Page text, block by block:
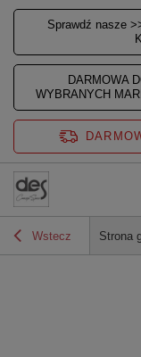
Sprawdź nasze
DARMOWA
WYBRANYCH
Wstecz Strona